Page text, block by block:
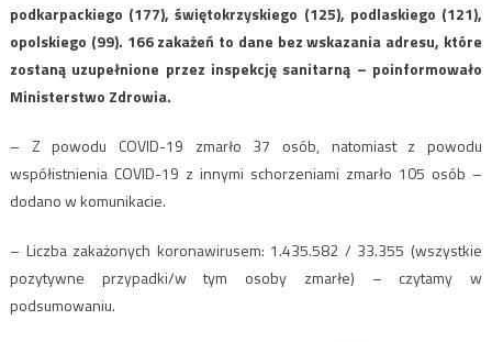
podkarpackiego (177), świętokrzyskiego (125), podlaskiego (121),
opolskiego (99). 166 zakażeń to dane bez wskazania adresu, które
zostaną uzupełnione przez inspekcję sanitarną – poinformowało
Ministerstwo Zdrowia.
– Z powodu COVID-19 zmarło 37 osób, natomiast z powodu
współistnienia COVID-19 z innymi schorzeniami zmarło 105 osób –
dodano w komunikacie.
– Liczba zakażonych koronawirusem: 1.435.582 / 33.355 (wszystkie
pozytywne przypadki/w tym osoby zmarłe) – czytamy w
podsumowaniu.